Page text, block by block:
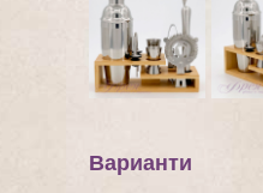
Варианти